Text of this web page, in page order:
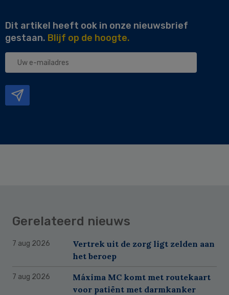
Dit artikel heeft ook in onze nieuwsbrief
gestaan. Blijf op de hoogte.
Uw
Gerelateerd nieuws
7 aug 2026
Vertrek uit de zorg ligt zelden aan
het beroep
7 aug 2026
Máxima MC komt met routekaart
voor patiënt met darmkanker